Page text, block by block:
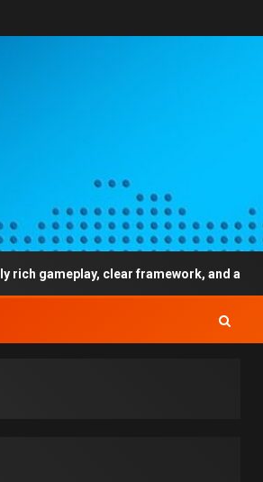
framework, and a very simple